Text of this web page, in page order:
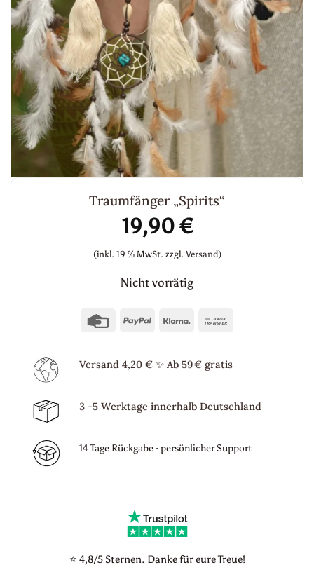
Traumfänger „Spirits“
19,90€
(inkl. 19 % MwSt. zzgl. Versand)
Nicht vorrätig
Credit PayPal Klarna
Versand 4,20 € ✨Ab 59 € gratis
3 -5 Werktage innerhalb Deutschland
14 Tage Rückgabe · persönlicher Support
⭐ 4,8/5 Sternen. Danke für eure Treue!